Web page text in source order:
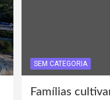
SEM CATEGORIA
Famílias